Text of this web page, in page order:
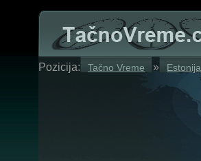
Pozicija: Tačno Vreme » Estonija